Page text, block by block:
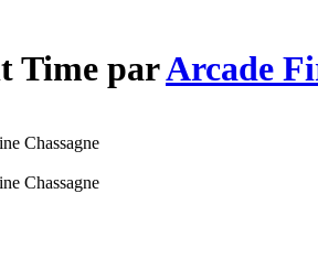
Time parArcade
Chassagne
Chassagne